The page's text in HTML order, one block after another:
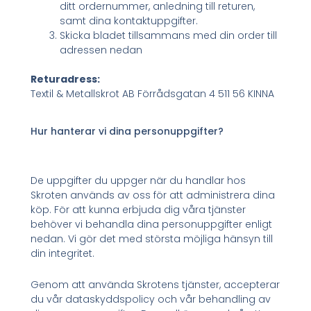
ditt ordernummer, anledning till returen,
samt dina kontaktuppgifter.
Skicka bladet tillsammans med din order till
adressen nedan
Returadress:
Textil & Metallskrot AB Förrådsgatan 4 511 56 KINNA
Hur hanterar vi dina personuppgifter?
De uppgifter du uppger när du handlar hos
Skroten används av oss för att administrera dina
köp. För att kunna erbjuda dig våra tjänster
behöver vi behandla dina personuppgifter enligt
nedan. Vi gör det med största möjliga hänsyn till
din integritet.
Genom att använda Skrotens tjänster, accepterar
du vår dataskyddspolicy och vår behandling av